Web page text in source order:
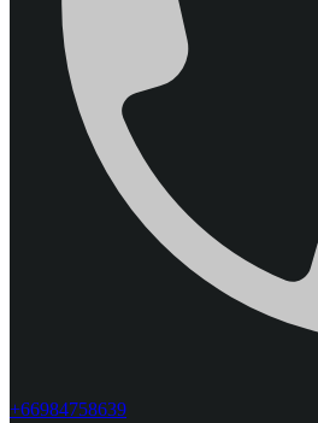
+66984758639